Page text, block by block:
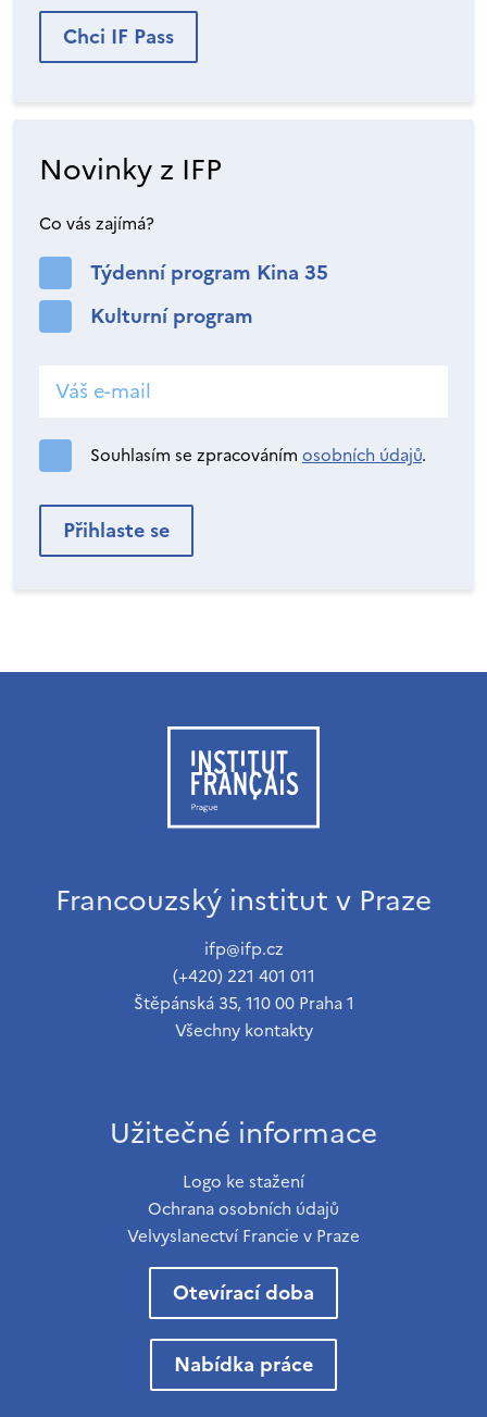
Chci IF Pass
Novinky z IFP
Co vás zajímá?
Týdenní program Kina 35
Kulturní program
Souhlasím se zpracováním osobních údajů.
Francouzský institut v Praze
ifp@ifp.cz
(+420) 221 401 011
Štěpánská 35, 110 00 Praha 1
Všechny kontakty
Užitečné informace
Logo ke stažení
Ochrana osobních údajů
Velvyslanectví Francie v Praze
Otevírací doba
Nabídka práce